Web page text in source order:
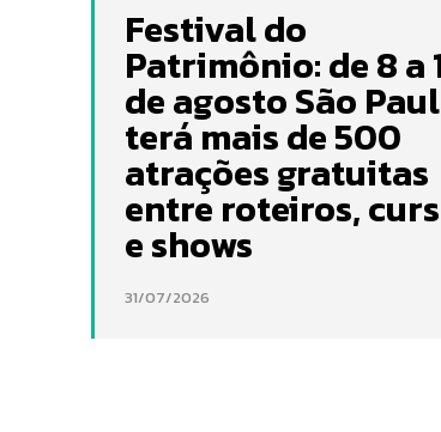
Festival do
Patrimônio: de 8 a
de agosto São
terá mais de 500
atrações gratuitas
entre roteiros,
e shows
31/07/2026